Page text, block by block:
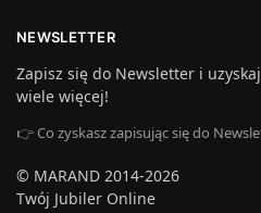
NEWSLETTER
Zapisz się do Newsletter i
wiele więcej!
👉 Co zyskasz zapisując się do
© MARAND 2014-2026
Twój Jubiler Online